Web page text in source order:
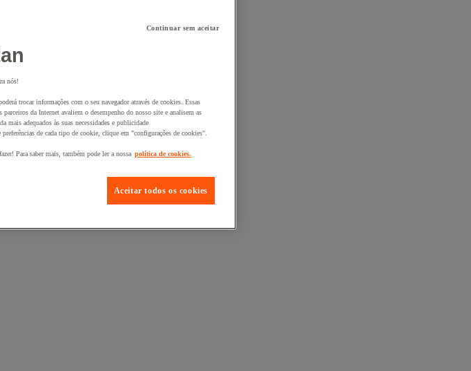
Continuar sem aceitar
nós!
trocar informações com o seu navegador através de cookies. Essas
da Internet avaliem o desempenho do nosso site e analisem as
mais adequados às suas necessidades e publicidade
de cada tipo de cookie, clique em "configurações de cookies".
Para saber mais, também pode ler a nossa política de cookies.
Aceitar todos os cookies